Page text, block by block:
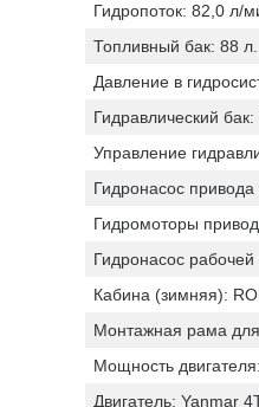
Гидропоток: 82,0 л/
Топливный бак: 88 л.
Давление в
Гидравлический
Управление
Гидронасос
Гидромоторы
Гидронасос
Кабина (зимняя):
Монтажная рама
Мощность
Двигатель: Yanmar